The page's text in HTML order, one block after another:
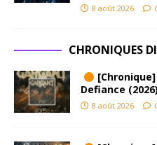
8 août 2026
CHRONIQUES
Defiance
8 août 2026